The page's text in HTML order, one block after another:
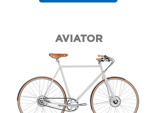
AVIATOR